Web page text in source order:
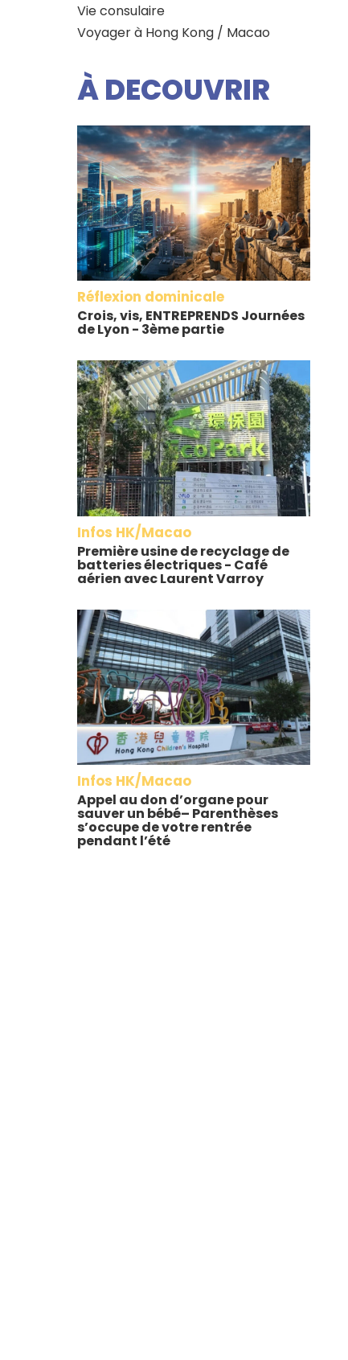
Vie consulaire
Voyager à Hong Kong / Macao
À DECOUVRIR
Réflexion dominicale
Crois, vis, ENTREPRENDS Journées
de Lyon - 3ème partie
Infos HK/Macao
Première usine de recyclage de
batteries électriques - Café
aérien avec Laurent Varroy
Infos HK/Macao
Appel au don d’organe pour
sauver un bébé– Parenthèses
s’occupe de votre rentrée
pendant l’été